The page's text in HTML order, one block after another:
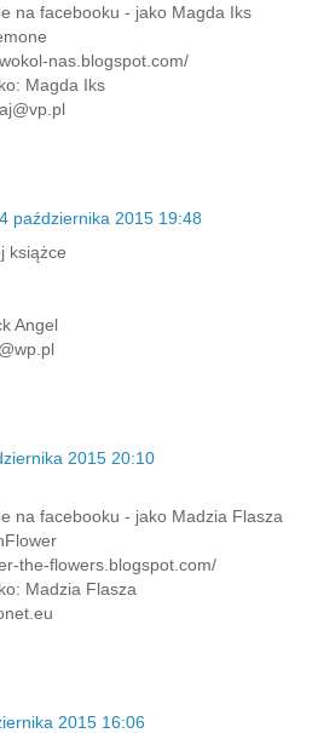
na facebooku - jako Magda Iks
nas.blogspot.com/
Magda Iks
października 2015 19:48
książce
Angel
2015 20:10
na facebooku - jako Madzia Flasza
the-flowers.blogspot.com/
Madzia Flasza
2015 16:06